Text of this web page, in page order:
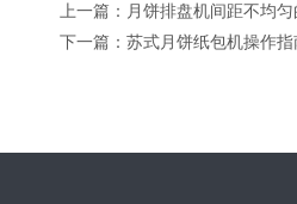
上一篇： 月饼排盘机间距不均
下一篇： 苏式月饼纸包机操作